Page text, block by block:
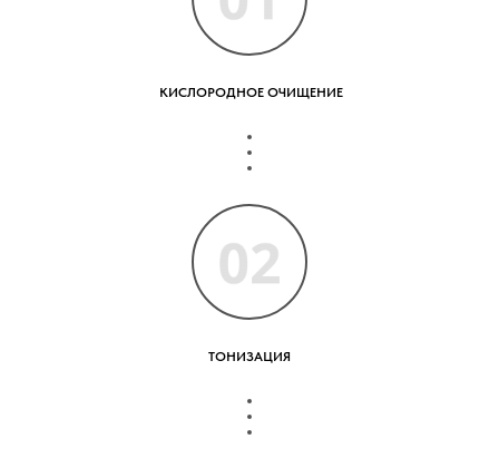
КИСЛОРОДНОЕ ОЧИЩЕНИЕ
ТОНИЗАЦИЯ